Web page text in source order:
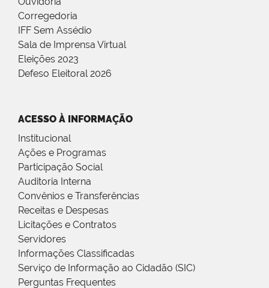
Corregedoria
IFF Sem Assédio
Sala de Imprensa Virtual
Eleições 2023
Defeso Eleitoral 2026
ACESSO À INFORMAÇÃO
Institucional
Ações e Programas
Participação Social
Auditoria Interna
Convênios e Transferências
Receitas e Despesas
Licitações e Contratos
Servidores
Informações Classificadas
Serviço de Informação ao Cidadão (SIC)
Perguntas Frequentes